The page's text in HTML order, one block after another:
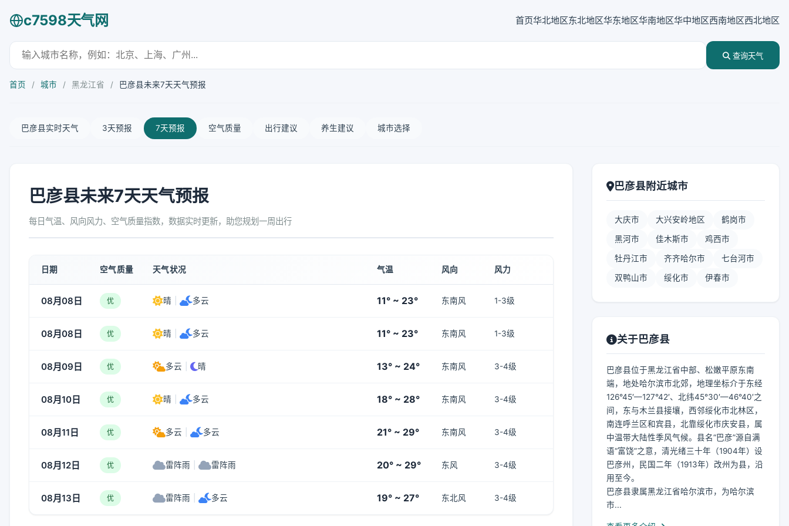
c7598天气网 首页华北地区东北地区华东地区华南地区华中地区西南地区西北地区
查询天气
首页 / 城市 / 黑龙江省 / 巴彦县未来7天天气预报
巴彦县实时天气 3天预报 7天预报 空气质量 出行建议 养生建议 城市选择
巴彦县未来7天天气预报
每日气温、风向风力、空气质量指数，数据实时更新，助您规划一周出行
日期 空气质量 天气状况 气温 风向 风力
08月08日 优 晴 多云 11° ~ 23° 东南风 1-3级
08月08日 优 晴 多云 11° ~ 23° 东南风 1-3级
08月09日 优 多云 晴 13° ~ 24° 东南风 3-4级
08月10日 优 晴 多云 18° ~ 28° 东南风 3-4级
08月11日 优 多云 多云 21° ~ 29° 东南风 3-4级
08月12日 优 雷阵雨 雷阵雨 20° ~ 29° 东风 3-4级
08月13日 优 雷阵雨 多云 19° ~ 27° 东北风 3-4级
巴彦县附近城市
大庆市 大兴安岭地区 鹤岗市
黑河市 佳木斯市 鸡西市
牡丹江市 齐齐哈尔市 七台河市
双鸭山市 绥化市 伊春市
关于巴彦县
巴彦县位于黑龙江省中部、松嫩平原东南
端，地处哈尔滨市北郊，地理坐标介于东经
126°45′—127°42′、北纬45°30′—46°40′之
间，东与木兰县接壤，西邻绥化市北林区，
南连呼兰区和宾县，北靠绥化市庆安县，属
中温带大陆性季风气候。县名“巴彦”源自满
语“富饶”之意，清光绪三十年（1904年）设
巴彦州，民国二年（1913年）改州为县，沿
用至今。
巴彦县隶属黑龙江省哈尔滨市，为哈尔滨
市...